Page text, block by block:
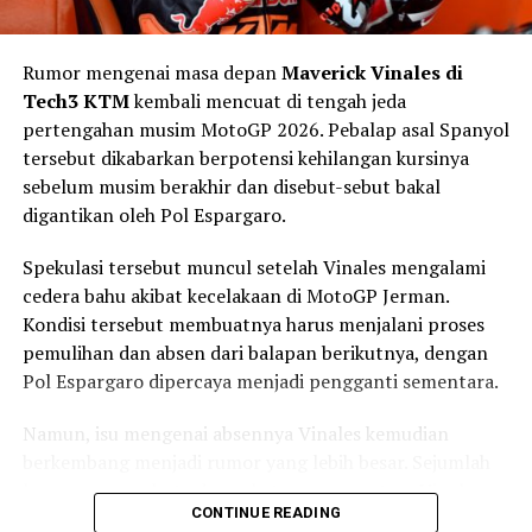
rider saat memeras performanya.
Teknologi Terhubung: TFT 5-
inch Lebih Inteligen
Panel instrumenTFT 5 incikini mendukung:
Smartphone connectivity
Vehicle status & customization
Navigation
Harga & Warna
Rumor mengenai masa depanMaverick Vinales di
Tech3 KTMkembali mencuat di tengah jeda
pertengahan musim MotoGP 2026. Pebalap asal Spanyol
tersebut dikabarkan berpotensi kehilangan kursinya
sebelum musim berakhir dan disebut-sebut bakal
digantikan oleh Pol Espargaro.
Spekulasi tersebut muncul setelah Vinales mengalami
cedera bahu akibat kecelakaan di MotoGP Jerman.
Kondisi tersebut membuatnya harus menjalani proses
pemulihan dan absen dari balapan berikutnya, dengan
Pol Espargaro dipercaya menjadi pengganti sementara.
Namun, isu mengenai absennya Vinales kemudian
laporan menyebut adanya ketegangan antara Vinales
dan pihak KTM, terutama setelah pabrikan Austria
CONTINUE READING